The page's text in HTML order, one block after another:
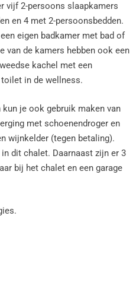
vijf 2-persoons slaapkamers
en 4 met 2-persoonsbedden.
eigen badkamer met bad of
van de kamers hebben ook een
kachel met een
in de wellness.
je ook gebruik maken van
met schoenendroger en
wijnkelder (tegen betaling).
dit chalet. Daarnaast zijn er 3
bij het chalet en een garage